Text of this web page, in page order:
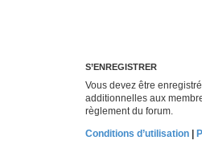
S’ENREGISTRER
Vous devez être
additionnelles aux
règlement du forum.
Conditions d’utilisation